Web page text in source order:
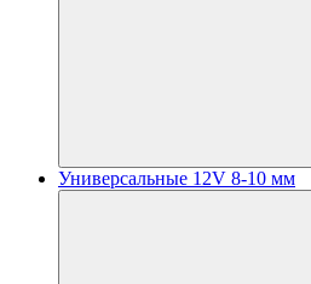
Универсальные 12V 8-10 мм